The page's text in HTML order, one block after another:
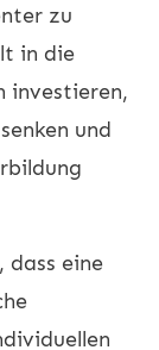
zu
in die
investieren,
und
dass eine